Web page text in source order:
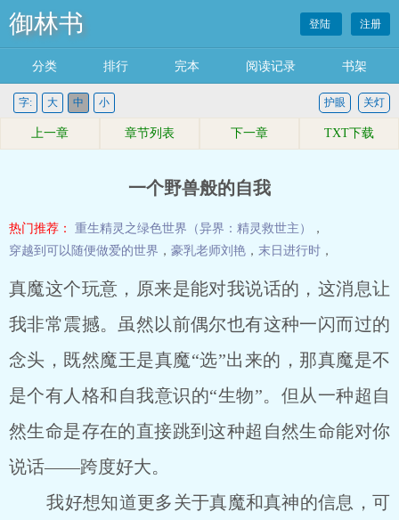
御林书 登陆 注册
分类 排行 完本 阅读记录 书架
字: 大 中 小 关灯
护眼
上一章 章节列表 下一章 TXT下载
一个野兽般的自我
热门推荐： 重生精灵之绿色世界（异界：精灵救世主）
，
穿越到可以随便做爱的世界 ， 豪乳老师刘艳 ， 末日进行时 ，
真魔这个玩意，原来是能对我说话的，这消息让
我非常震撼。虽然以前偶尔也有这种一闪而过的
念头，既然魔王是真魔“选”出来的，那真魔是不
是个有人格和自我意识的“生物”。但从一种超自
然生命是存在的直接跳到这种超自然生命能对你
说话——跨度好大。
我好想知道更多关于真魔和真神的信息，可